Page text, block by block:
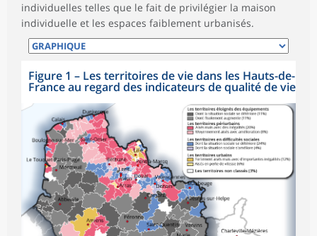
individuelles telles que le fait de privilégier la maison
individuelle et les espaces faiblement urbanisés.
Figure 1 – Les territoires de vie dans les Hauts-de-
France au regard des indicateurs de qualité de vie